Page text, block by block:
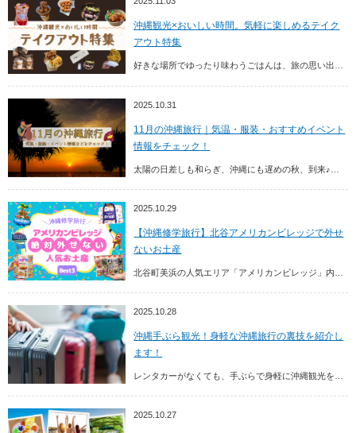
沖縄観光×おいしい時間。気軽に楽しめるテイク
アウト特集
2025.10.31
11月の沖縄旅行｜気温・服装・おすすめイベント
情報をチェック！
2025.10.29
【沖縄修学旅行】北谷アメリカンビレッジで外せ
ないお土産
2025.10.28
沖縄手ぶら観光！身軽な沖縄旅行の裏技を紹介し
ます！
2025.10.27